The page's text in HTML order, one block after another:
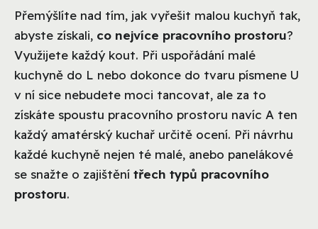
Přemýšlíte nad tím, jak vyřešit malou kuchyň tak,
abyste získali, co nejvíce pracovního prostoru?
Využijete každý kout. Při uspořádání malé
kuchyně do L nebo dokonce do tvaru písmene U
v ní sice nebudete moci tancovat, ale za to
získáte spoustu pracovního prostoru navíc A ten
každý amatérský kuchař určitě ocení. Při návrhu
každé kuchyně nejen té malé, anebo panelákové
se snažte o zajištění třech typů pracovního
prostoru.